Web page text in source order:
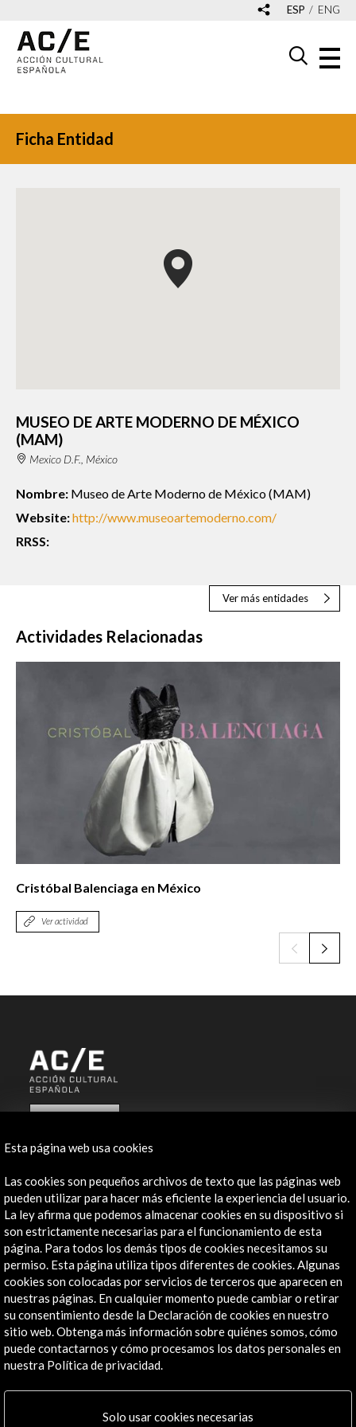
ESP ENG
Ficha Entidad
MUSEO DE ARTE MODERNO DE MÉXICO
(MAM)
Mexico D.F., México
Nombre: Museo de Arte Moderno de México (MAM)
Website:http://www.museoartemoderno.com/
RRSS:
Ver más entidades
Actividades Relacionadas
Cristóbal Balenciaga en México
Ver actividad
ALERTAS
Contacta
info@accioncultural.es
+34 91 700 4000
José Abascal, 4 - 4º
28003 Madrid, España
Canales de contacto
Explora
Institucional
Actividades
Esta página web usa cookies
Las cookies son pequeños archivos de texto que las páginas web
pueden utilizar para hacer más eficiente la experiencia del usuario.
La ley afirma que podemos almacenar cookies en su dispositivo si
son estrictamente necesarias para el funcionamiento de esta
página. Para todos los demás tipos de cookies necesitamos su
permiso. Esta página utiliza tipos diferentes de cookies. Algunas
cookies son colocadas por servicios de terceros que aparecen en
nuestras páginas. En cualquier momento puede cambiar o retirar
su consentimiento desde la Declaración de cookies en nuestro
sitio web. Obtenga más información sobre quiénes somos, cómo
puede contactarnos y cómo procesamos los datos personales en
nuestra Política de privacidad.
Solo usar cookies necesarias